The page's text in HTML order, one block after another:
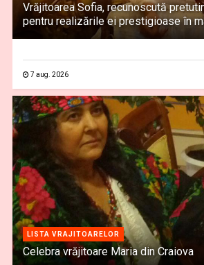
Vrăjitoarea Sofia, recunoscută
pentru realizările ei prestigioase în
7 aug. 2026
LISTA VRAJITOARELOR
Celebra vrăjitoare Maria din Craiova